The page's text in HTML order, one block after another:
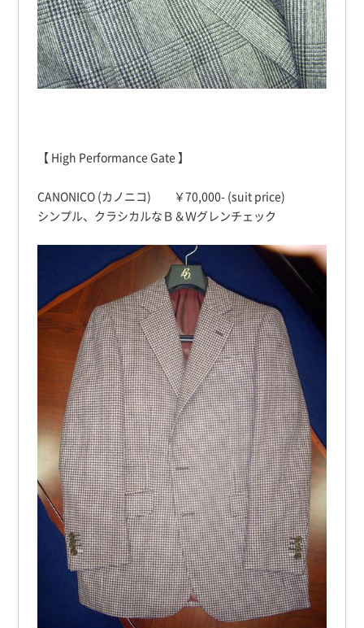
【 High Performance Gate 】
CANONICO (カノニコ) ￥70,000- (suit price)
シンプル、クラシカルなＢ＆Ｗグレンチェック